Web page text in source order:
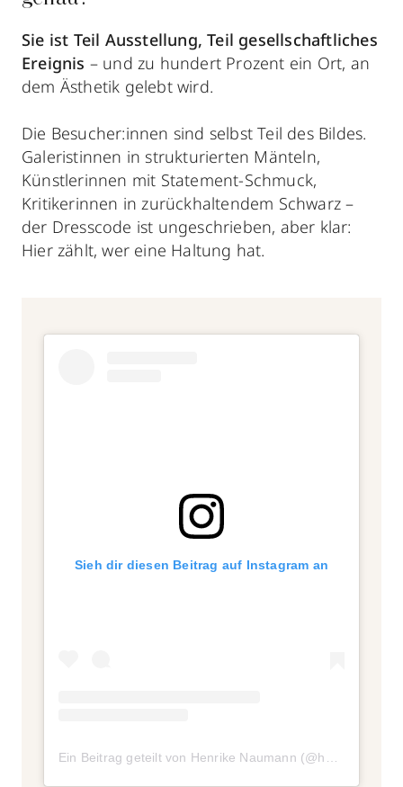
Sie ist Teil Ausstellung, Teil gesellschaftliches
Ereignis – und zu hundert Prozent ein Ort, an
dem Ästhetik gelebt wird.
Die Besucher:innen sind selbst Teil des Bildes.
Galeristinnen in strukturierten Mänteln,
Künstlerinnen mit Statement-Schmuck,
Kritikerinnen in zurückhaltendem Schwarz –
der Dresscode ist ungeschrieben, aber klar:
Hier zählt, wer eine Haltung hat.
Sieh dir diesen Beitrag auf Instagram an